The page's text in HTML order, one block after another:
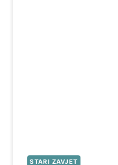
STARI ZAVJET